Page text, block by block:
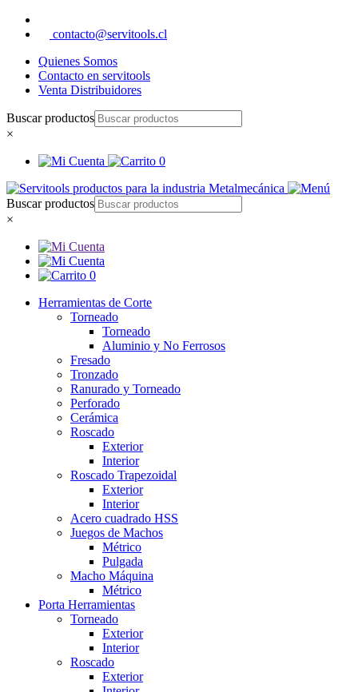
contacto@servitools.cl
Quienes Somos
Contacto en servitools
Venta Distribuidores
Buscar productos
×
0
Buscar productos
×
0
Herramientas de Corte
Torneado
Torneado
Aluminio y No Ferrosos
Fresado
Tronzado
Ranurado y Torneado
Perforado
Cerámica
Roscado
Exterior
Interior
Roscado Trapezoidal
Exterior
Interior
Acero cuadrado HSS
Juegos de Machos
Métrico
Pulgada
Macho Máquina
Métrico
Porta Herramientas
Torneado
Exterior
Interior
Roscado
Exterior